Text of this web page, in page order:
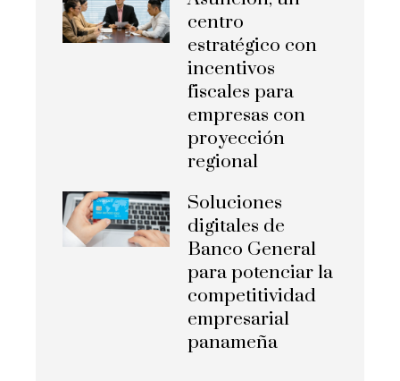
centro
estratégico con
incentivos
fiscales para
empresas con
proyección
regional
Soluciones
digitales de
Banco General
para potenciar la
competitividad
empresarial
panameña